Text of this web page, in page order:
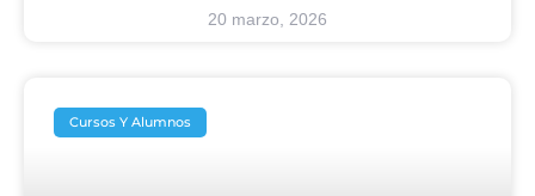
20 marzo, 2026
Cursos Y Alumnos